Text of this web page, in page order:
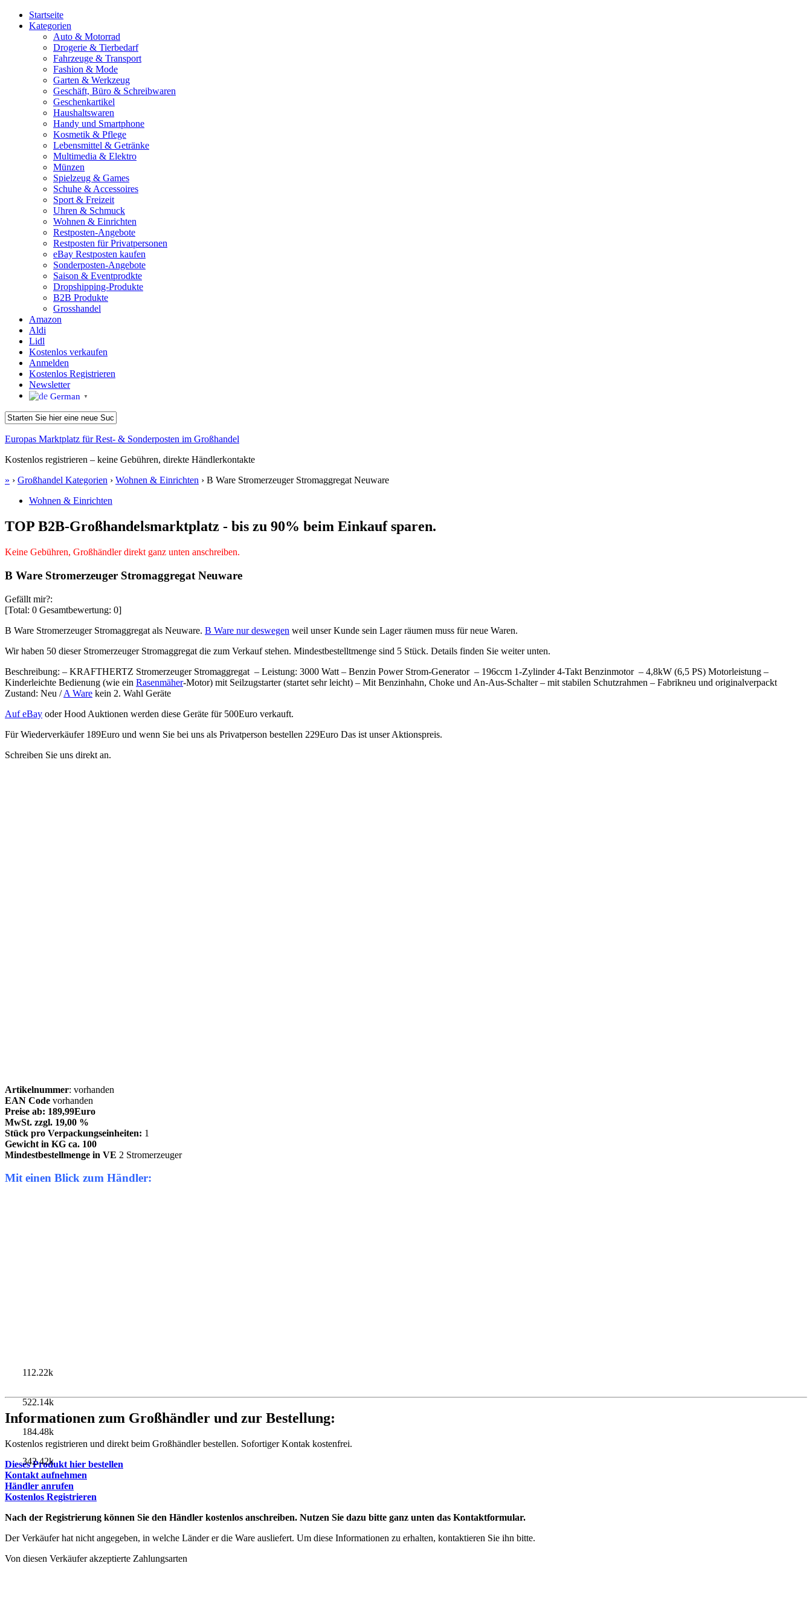
Startseite
Kategorien
Auto & Motorrad
Drogerie & Tierbedarf
Fahrzeuge & Transport
Fashion & Mode
Garten & Werkzeug
Geschäft, Büro & Schreibwaren
Geschenkartikel
Haushaltswaren
Handy und Smartphone
Kosmetik & Pflege
Lebensmittel & Getränke
Multimedia & Elektro
Münzen
Spielzeug & Games
Schuhe & Accessoires
Sport & Freizeit
Uhren & Schmuck
Wohnen & Einrichten
Restposten-Angebote
Restposten für Privatpersonen
eBay Restposten kaufen
Sonderposten-Angebote
Saison & Eventprodkte
Dropshipping-Produkte
B2B Produkte
Grosshandel
Amazon
Aldi
Lidl
Kostenlos verkaufen
Anmelden
Kostenlos Registrieren
Newsletter
German ▼
Europas Marktplatz für Rest- & Sonderposten im Großhandel
Kostenlos registrieren – keine Gebühren, direkte Händlerkontakte
» › Großhandel Kategorien › Wohnen & Einrichten › B Ware Stromerzeuger Stromaggregat Neuware
Wohnen & Einrichten
TOP B2B-Großhandelsmarktplatz - bis zu 90% beim Einkauf sparen.
Keine Gebühren, Großhändler direkt ganz unten anschreiben.
B Ware Stromerzeuger Stromaggregat Neuware
Gefällt mir?:
[Total: 0 Gesamtbewertung: 0]
B Ware Stromerzeuger Stromaggregat als Neuware. B Ware nur deswegen weil unser Kunde sein Lager räumen muss für neue Waren.
Wir haben 50 dieser Stromerzeuger Stromaggregat die zum Verkauf stehen. Mindestbestelltmenge sind 5 Stück. Details finden Sie weiter unten.
Beschreibung: – KRAFTHERTZ Stromerzeuger Stromaggregat – Leistung: 3000 Watt – Benzin Power Strom-Generator – 196ccm 1-Zylinder 4-Takt Benzinmotor – 4,8kW (6,5 PS) Motorleistung –
Kinderleichte Bedienung (wie ein Rasenmäher-Motor) mit Seilzugstarter (startet sehr leicht) – Mit Benzinhahn, Choke und An-Aus-Schalter – mit stabilen Schutzrahmen – Fabrikneu und originalverpackt
Zustand: Neu /A Ware kein 2. Wahl Geräte
Auf eBay oder Hood Auktionen werden diese Geräte für 500Euro verkauft.
Für Wiederverkäufer 189Euro und wenn Sie bei uns als Privatperson bestellen 229Euro Das ist unser Aktionspreis.
Schreiben Sie uns direkt an.
Artikelnummer: vorhanden
EAN Code vorhanden
Preise ab: 189,99Euro
MwSt. zzgl. 19,00 %
Stück pro Verpackungseinheiten: 1
Gewicht in KG ca. 100
Mindestbestellmenge in VE 2 Stromerzeuger
Mit einen Blick zum Händler:
Informationen zum Großhändler und zur Bestellung:
Kostenlos registrieren und direkt beim Großhändler bestellen. Sofortiger Kontak kostenfrei.
Dieses Produkt hier bestellen
Kontakt aufnehmen
Händler anrufen
Kostenlos Registrieren
Nach der Registrierung können Sie den Händler kostenlos anschreiben. Nutzen Sie dazu bitte ganz unten das Kontaktformular.
Der Verkäufer hat nicht angegeben, in welche Länder er die Ware ausliefert. Um diese Informationen zu erhalten, kontaktieren Sie ihn bitte.
Von diesen Verkäufer akzeptierte Zahlungsarten
112.22k
522.14k
184.48k
342.42k